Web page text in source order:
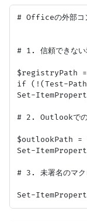
# Officeの外部コン
# 1. 信頼できない
$registryPath
if (!(Test-Path
Set-
# 2. Outlookでの
$outlookPath
Set-
# 3. 未署名のマク